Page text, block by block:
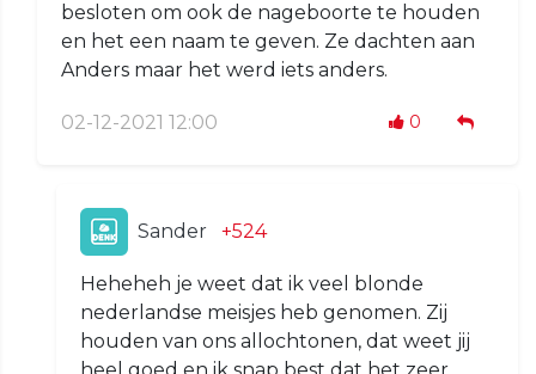
besloten om ook de nageboorte te houden
en het een naam te geven. Ze dachten aan
Anders maar het werd iets anders.
02-12-2021 12:00 0
Sander +524
Heheheh je weet dat ik veel blonde
nederlandse meisjes heb genomen. Zij
houden van ons allochtonen, dat weet jij